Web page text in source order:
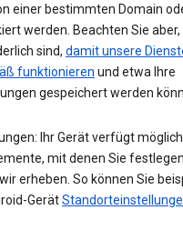
einer bestimmten Domain
werden. Beachten Sie aber,
sind, damit unsere
funktionieren und etwa Ihre
gespeichert werden
Ihr Gerät verfügt
mit denen Sie
erheben. So können Sie
Gerät